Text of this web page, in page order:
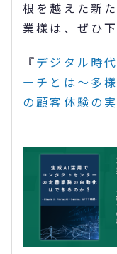
根を越えた新
業様は、ぜひ
『デジタル時
ーチとは～多
の顧客体験の